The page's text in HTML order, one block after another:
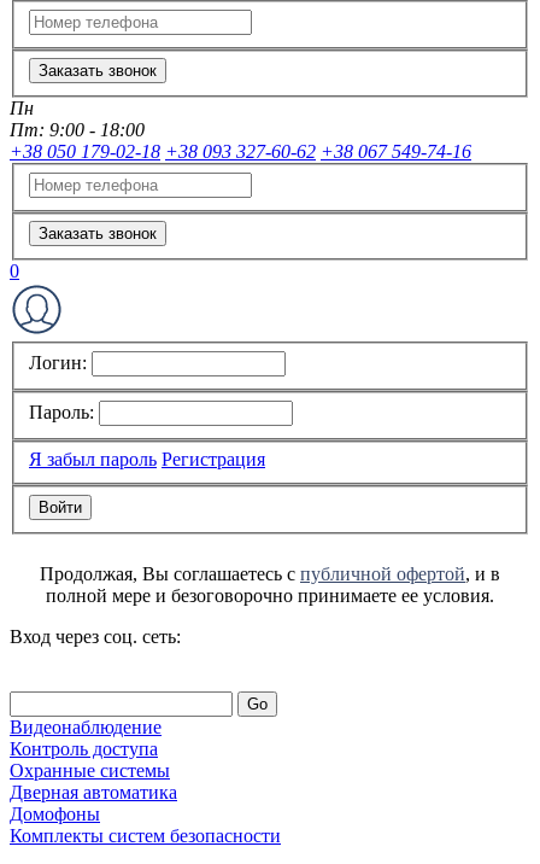
Заказать звонок
Пн
Пт: 9:00 - 18:00
+38 050 179-02-18 +38 093 327-60-62 +38 067 549-74-16
Заказать звонок
0
Логин:
Пароль:
Я забыл пароль Регистрация
Продолжая, Вы соглашаетесь с публичной офертой, и в
полной мере и безоговорочно принимаете ее условия.
Вход через соц. сеть:
Go
Видеонаблюдение
Контроль доступа
Охранные системы
Дверная автоматика
Домофоны
Комплекты систем безопасности